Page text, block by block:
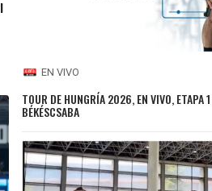
EN VIVO
TOUR DE HUNGRÍA 2026, EN VIVO, ETAPA 1
BÉKÉSCSABA